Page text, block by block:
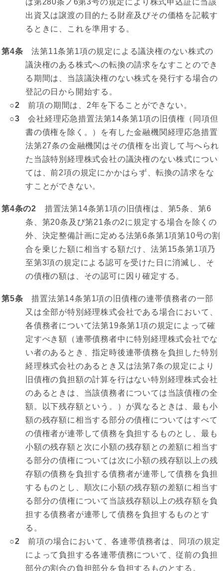
は第280条ノ6第3号の規定により株式申込証に当該
出資又は譲渡の目的たる財産及びその価格を記載す
るときに、これを準用する。
第4条 法第11条第1項の規定による議決権のない株式の
議決権のある株式への転換の請求をなすことのでき
る期間は、当該議決権のない株式を発行する場合の
登記の日から開始する。
○2 前項の期間は、2年を下ることができない。
○3 会社経理応急措置法第14条第1項の旧債権（同項但
書の債権を除く。）を有した金融機関経理応急措置
法第27条の金融機関はその債権を出資して与へられ
た当該特別経理株式会社の議決権のない株式につい
ては、前2項の規定にかかはらず、転換の請求をな
すことができない。
第4条の2 措置法第14条第1項の旧債権は、第5条、第6
条、第20条及び第21条の2に規定する場合を除くの
外、決定整備計画に定める法第6条第1項第10号の割
合を乗じた額に相当する額だけ、法第15条第1項乃
至第3項の規定による認可を受けた日に消滅し、そ
の債権の額は、その認可に因り確定する。
第5条 措置法第14条第1項の旧債権の連帯債務者の一部
又は全部が特別経理株式会社である場合において、
各債務者について法第19条第1項の規定によって確
定すべき額（連帯債務者中に特別経理株式会社でな
い者のあるとき、指定時後連帯債務を負担した特別
経理株式会社のあるとき又は法第7条の規定により
旧債権の負担額の計算を行はない特別経理株式会社
のあるときは、当該債務者については当該債権の全
額。以下残存額という。）が異なるときは、最も小
額の残存額に相当する部分の債権についてはすべて
の債権者が連帯して債務を負担するものとし、最も
小額の残存額と次に小額の残存額との差額に相当す
る部分の債権については次に小額の残存額以上の残
存額の債務を負担する債務者が連帯して債務を負担
するものとし、順次に小額の残存額の差額に相当す
る部分の債権について当該残存額以上の残存額を負
担する債務者が連帯して債務を負担するものとす
る。
○2 前項の場合において、各連帯債務者は、同項の規定
によって負担する各連帯債務について、従前の負担
部分の割合の負担部分を負担するものとする。